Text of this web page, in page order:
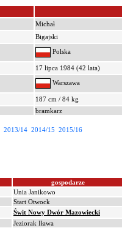
Michał
Bigajski
Polska
17 lipca 1984 (42 lata)
Warszawa
187 cm / 84 kg
bramkarz
2013/14 2014/15 2015/16
gospodarze
Unia Janikowo
Start Otwock
Świt Nowy Dwór Mazowiecki
Jeziorak Iława